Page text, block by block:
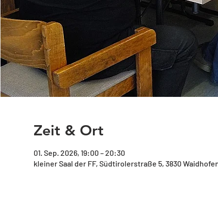
Zeit & Ort
01. Sep. 2026, 19:00 – 20:30
kleiner Saal der FF, Südtirolerstraße 5, 3830